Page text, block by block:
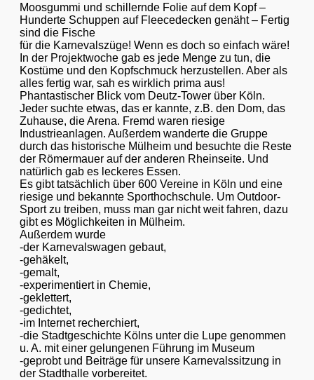
Moosgummi und schillernde Folie auf dem Kopf –
Hunderte Schuppen auf Fleecedecken genäht – Fertig
sind die Fische
für die Karnevalszüge! Wenn es doch so einfach wäre!
In der Projektwoche gab es jede Menge zu tun, die
Kostüme und den Kopfschmuck herzustellen. Aber als
alles fertig war, sah es wirklich prima aus!
Phantastischer Blick vom Deutz-Tower über Köln.
Jeder suchte etwas, das er kannte, z.B. den Dom, das
Zuhause, die Arena. Fremd waren riesige
Industrieanlagen. Außerdem wanderte die Gruppe
durch das historische Mülheim und besuchte die Reste
der Römermauer auf der anderen Rheinseite. Und
natürlich gab es leckeres Essen.
Es gibt tatsächlich über 600 Vereine in Köln und eine
riesige und bekannte Sporthochschule. Um Outdoor-
Sport zu treiben, muss man gar nicht weit fahren, dazu
gibt es Möglichkeiten in Mülheim.
Außerdem wurde
-der Karnevalswagen gebaut,
-gehäkelt,
-gemalt,
-experimentiert in Chemie,
-geklettert,
-gedichtet,
-im Internet recherchiert,
-die Stadtgeschichte Kölns unter die Lupe genommen
u. A. mit einer gelungenen Führung im Museum
-geprobt und Beiträge für unsere Karnevalssitzung in
der Stadthalle vorbereitet.